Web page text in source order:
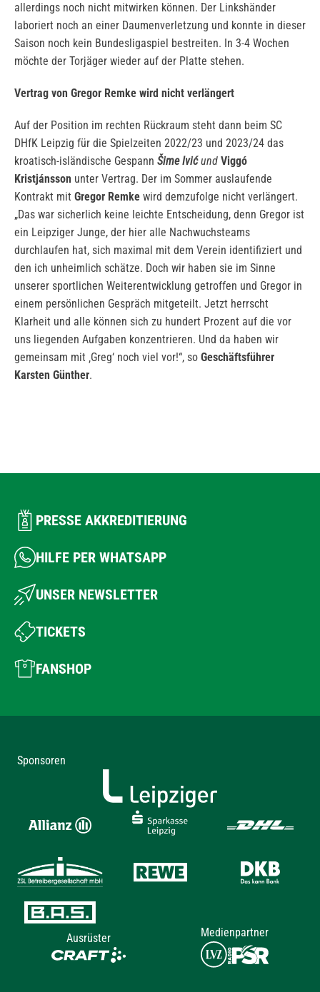
allerdings noch nicht mitwirken können. Der Linkshänder
laboriert noch an einer Daumenverletzung und konnte in dieser
Saison noch kein Bundesligaspiel bestreiten. In 3-4 Wochen
möchte der Torjäger wieder auf der Platte stehen.
Vertrag von Gregor Remke wird nicht verlängert
Auf der Position im rechten Rückraum steht dann beim SC
DHfK Leipzig für die Spielzeiten 2022/23 und 2023/24 das
kroatisch-isländische Gespann Šime Ivićund Viggó
Kristjánsson unter Vertrag. Der im Sommer auslaufende
Kontrakt mit Gregor Remke wird demzufolge nicht verlängert.
„Das war sicherlich keine leichte Entscheidung, denn Gregor ist
ein Leipziger Junge, der hier alle Nachwuchsteams
durchlaufen hat, sich maximal mit dem Verein identifiziert und
den ich unheimlich schätze. Doch wir haben sie im Sinne
unserer sportlichen Weiterentwicklung getroffen und Gregor in
einem persönlichen Gespräch mitgeteilt. Jetzt herrscht
Klarheit und alle können sich zu hundert Prozent auf die vor
uns liegenden Aufgaben konzentrieren. Und da haben wir
gemeinsam mit ‚Greg‘ noch viel vor!“, so Geschäftsführer
Karsten Günther.
PRESSE AKKREDITIERUNG
HILFE PER WHATSAPP
UNSER NEWSLETTER
TICKETS
FANSHOP
Sponsoren
Ausrüster Medienpartner